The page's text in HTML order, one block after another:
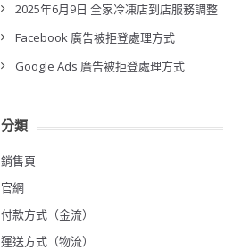
2025年6月9日 全家冷凍店到店服務調整
Facebook 廣告被拒登處理方式
Google Ads 廣告被拒登處理方式
分類
銷售頁
官網
付款方式（金流）
運送方式（物流）